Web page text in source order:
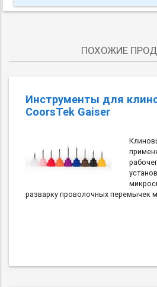
ПОХОЖИЕ
Инструменты для
CoorsTek Gaiser
разварку проволочных перемычек